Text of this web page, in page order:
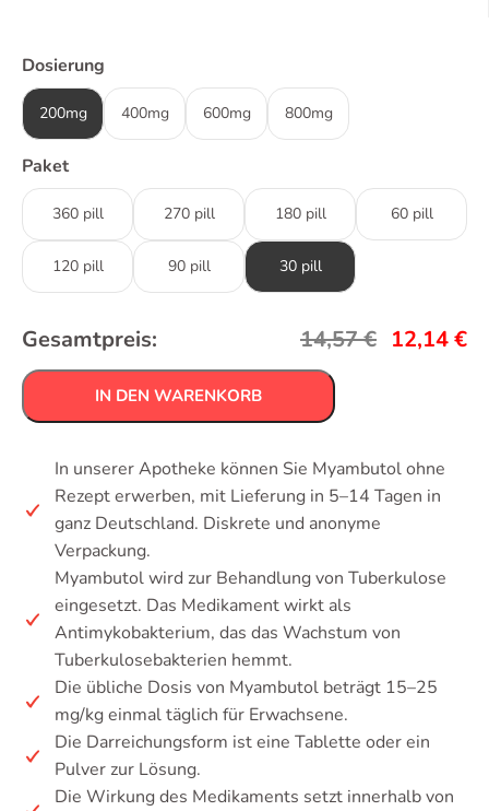
Dosierung
200mg 400mg 600mg 800mg
Paket
360 pill 270 pill 180 pill 60 pill
120 pill 90 pill 30 pill
Gesamtpreis: 14,57€ 12,14€
IN DEN WARENKORB
In unserer Apotheke können Sie Myambutol ohne
Rezept erwerben, mit Lieferung in 5–14 Tagen in
ganz Deutschland. Diskrete und anonyme
Verpackung.
Myambutol wird zur Behandlung von Tuberkulose
eingesetzt. Das Medikament wirkt als
Antimykobakterium, das das Wachstum von
Tuberkulosebakterien hemmt.
Die übliche Dosis von Myambutol beträgt 15–25
mg/kg einmal täglich für Erwachsene.
Die Darreichungsform ist eine Tablette oder ein
Pulver zur Lösung.
Die Wirkung des Medikaments setzt innerhalb von